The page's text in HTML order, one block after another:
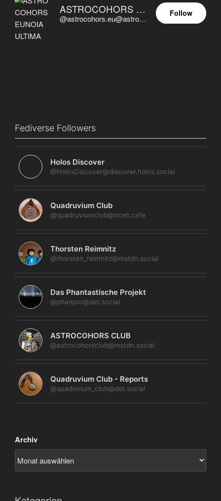
ASTROCOHORS EUNOIA ULTIMA
@astrocohors.eu@astrocohors.eu
Follow
Fediverse Followers
Holos Discover
@HolosDiscover@discover.holos.social
Quadruvium Club
@quadruviumclub@troet.cafe
Thorsten Reimnitz
@thorsten_reimnitz@mstdn.social
Das Phantastische Projekt
@phanpro@det.social
ASTROCOHORS CLUB
@astrocohorsclub@mstdn.social
Quadruvium Club - Reports
@quadrivium_club@det.social
Archiv